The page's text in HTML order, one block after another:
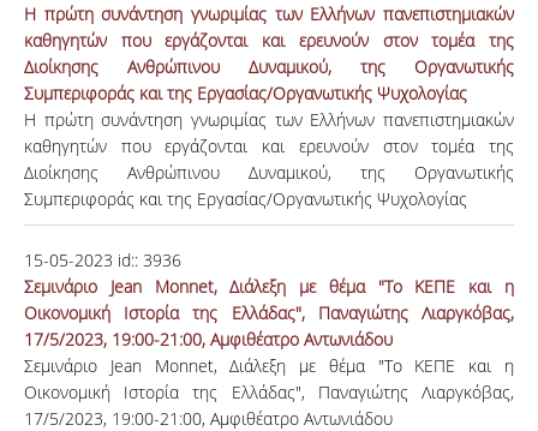
H πρώτη συνάντηση γνωριμίας των Ελλήνων πανεπιστημιακών
καθηγητών που εργάζονται και ερευνούν στον τομέα της
Διοίκησης Ανθρώπινου Δυναμικού, της Οργανωτικής
Συμπεριφοράς και της Εργασίας/Οργανωτικής Ψυχολογίας
H πρώτη συνάντηση γνωριμίας των Ελλήνων πανεπιστημιακών
καθηγητών που εργάζονται και ερευνούν στον τομέα της
Διοίκησης Ανθρώπινου Δυναμικού, της Οργανωτικής
Συμπεριφοράς και της Εργασίας/Οργανωτικής Ψυχολογίας
15-05-2023 id:: 3936
Σεμινάριο Jean Monnet, Διάλεξη με θέμα "Το ΚΕΠΕ και η
Οικονομική Ιστορία της Ελλάδας", Παναγιώτης Λιαργκόβας,
17/5/2023, 19:00-21:00, Αμφιθέατρο Aντωνιάδου
Σεμινάριο Jean Monnet, Διάλεξη με θέμα "Το ΚΕΠΕ και η
Οικονομική Ιστορία της Ελλάδας", Παναγιώτης Λιαργκόβας,
17/5/2023, 19:00-21:00, Αμφιθέατρο Aντωνιάδου